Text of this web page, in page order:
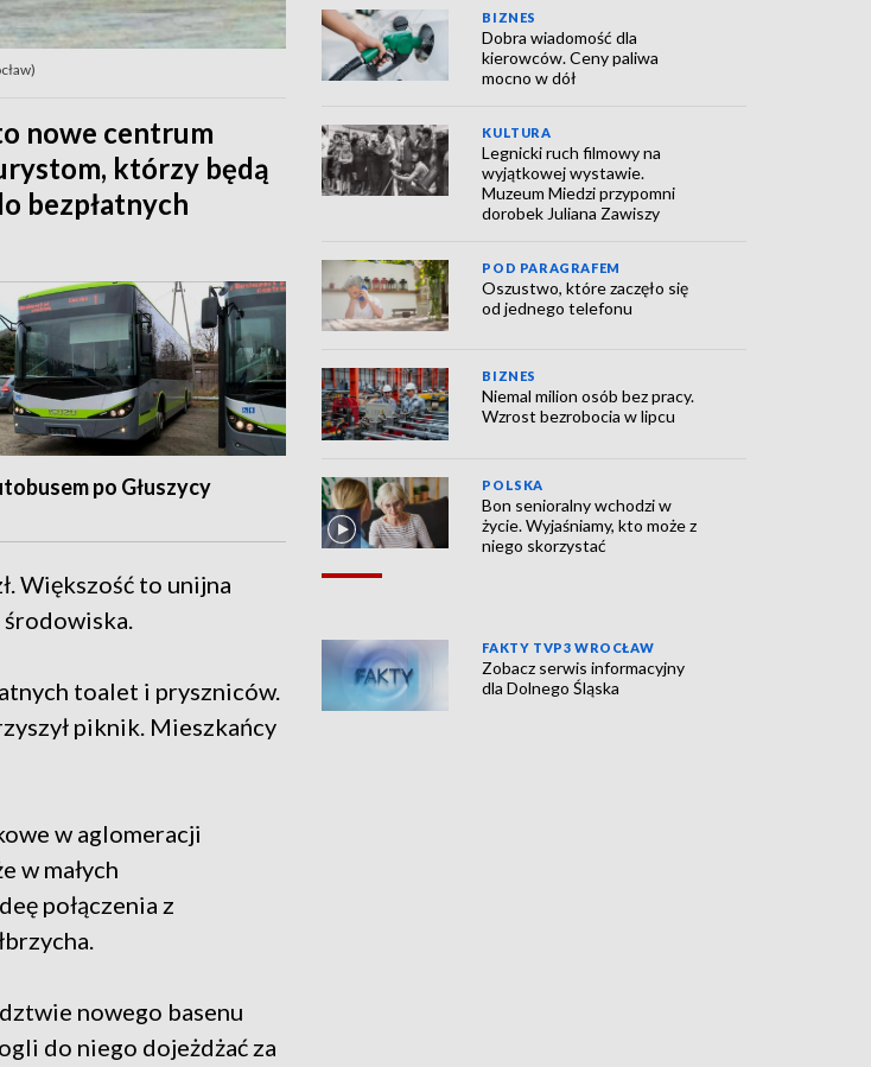
nowe centrum
którzy będą
bezpłatnych
po Głuszycy
Większość to unijna
środowiska.
toalet i pryszniców.
piknik. Mieszkańcy
w aglomeracji
w małych
połączenia z
nowego basenu
do niego dojeżdżać za
BIZNES
Dobra wiadomość dla
kierowców. Ceny paliwa
mocno w dół
KULTURA
Legnicki ruch filmowy na
wyjątkowej wystawie.
Muzeum Miedzi przypomni
dorobek Juliana Zawiszy
POD PARAGRAFEM
Oszustwo, które zaczęło się
od jednego telefonu
BIZNES
Niemal milion osób bez pracy.
Wzrost bezrobocia w lipcu
POLSKA
Bon senioralny wchodzi w
życie. Wyjaśniamy, kto może z
niego skorzystać
FAKTY TVP3 WROCŁAW
Zobacz serwis informacyjny
dla Dolnego Śląska